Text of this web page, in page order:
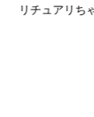
スピリチュア